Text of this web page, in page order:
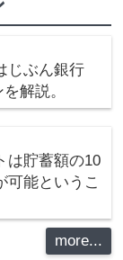
じぶん銀行
解説。
は貯蓄額の10
可能というこ
more...